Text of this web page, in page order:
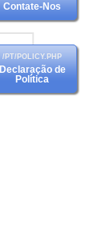
Contate-Nos
Declaração de
Política